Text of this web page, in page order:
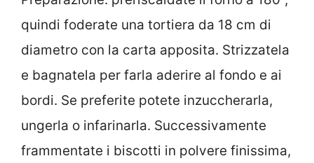
quindi foderate una tortiera da 18 cm di
diametro con la carta apposita. Strizzatela
e bagnatela per farla aderire al fondo e ai
bordi. Se preferite potete inzuccherarla,
ungerla o infarinarla. Successivamente
frammentate i biscotti in polvere finissima,